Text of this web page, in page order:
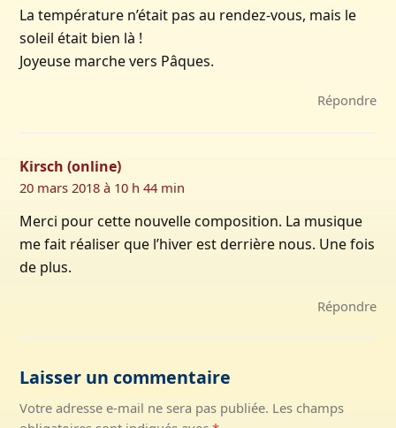
La température n’était pas au rendez-vous, mais le
soleil était bien là !
Joyeuse marche vers Pâques.
Répondre
Kirsch (online)
20 mars 2018 à 10 h 44 min
Merci pour cette nouvelle composition. La musique
me fait réaliser que l’hiver est derrière nous. Une fois
de plus.
Répondre
Laisser un commentaire
Votre adresse e-mail ne sera pas publiée. Les champs